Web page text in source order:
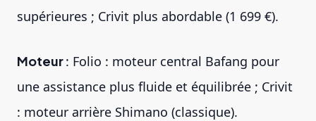
supérieures ; Crivit plus abordable (1 699 €).
Moteur: Folio : moteur central Bafang pour
une assistance plus fluide et équilibrée ; Crivit
: moteur arrière Shimano (classique).